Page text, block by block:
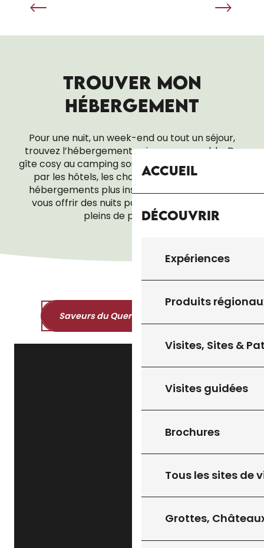
Accueil
Découvrir
Expériences
Produits
Visites, Sites &
Visites guidées
Brochures
Tous les sites de
Grottes,
TROUVER MON
HÉBERGEMENT
Pour une nuit, un week-end ou tout un séjour,
trouvez l’hébergement qui vous ressemble. Du
gîte cosy au camping sous les étoiles, en passant
par les hôtels, les chambres d’hôtes ou les
hébergements plus insolites, tout est là pour
vous offrir des nuits paisibles… et des réveils
pleins de promesses.
Saveurs du Quercy et du Périgord